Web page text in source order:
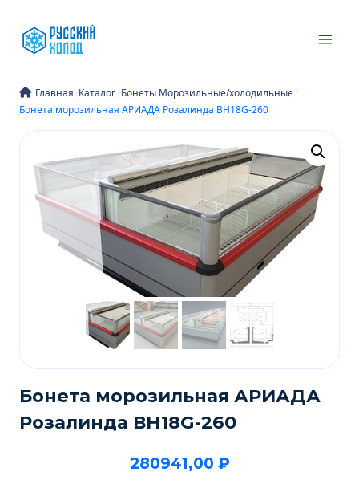
содержимому
Главная/Каталог/Бонеты Морозильные/холодильные/
Бонета морозильная АРИАДА Розалинда ВН18G-260
Бонета морозильная АРИАДА
Розалинда ВН18G-260
280941,00 ₽